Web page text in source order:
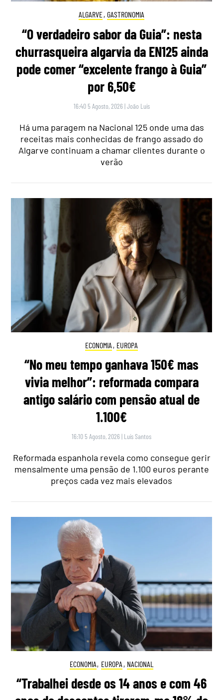
ALGARVE, GASTRONOMIA
“O verdadeiro sabor da Guia”: nesta
churrasqueira algarvia da EN125 ainda
pode comer “excelente frango à Guia”
por 6,50€
16:40 5 Agosto, 2026 |João Luís
Há uma paragem na Nacional 125 onde uma das
receitas mais conhecidas de frango assado do
Algarve continuam a chamar clientes durante o
verão
ECONOMIA , EUROPA
“No meu tempo ganhava 150€ mas
vivia melhor”: reformada compara
antigo salário com pensão atual de
1.100€
16:10 5 Agosto, 2026 | Luís Santos
Reformada espanhola revela como consegue gerir
mensalmente uma pensão de 1.100 euros perante
preços cada vez mais elevados
ECONOMIA, EUROPA , NACIONAL
“Trabalhei desde os 14 anos e com 46